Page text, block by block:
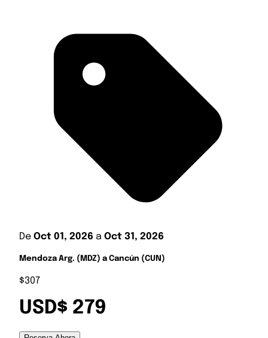
De Oct 01, 2026 a Oct 31, 2026
Mendoza Arg. (MDZ) a Cancún (CUN)
$307
USD$ 279